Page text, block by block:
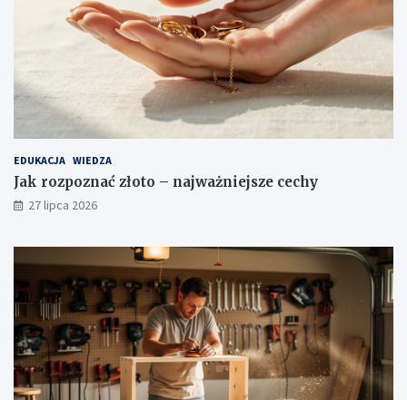
EDUKACJA WIEDZA
Jak rozpoznać złoto – najważniejsze cechy
27 lipca 2026